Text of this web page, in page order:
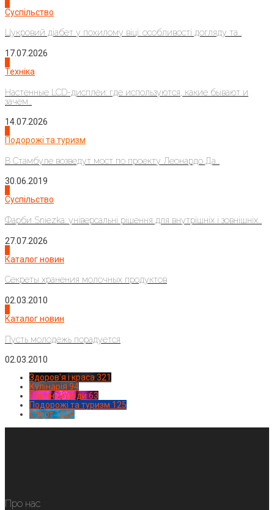
Суспільство
Цукровий діабет у похилому віці: особливості догляду та...
17.07.2026
Техніка
Настенные LCD-дисплеи: где используются, какие бывают и
зачем...
14.07.2026
Подорожі та туризм
В Стамбуле возведут мост по проекту Леонардо Да...
30.06.2019
Суспільство
Фарби Sniezka: універсальні рішення для внутрішніх і зовнішніх...
27.07.2026
Каталог новин
Секреты хранения молочных продуктов
02.03.2010
Каталог новин
Пусть молодежь порадуется
02.03.2010
Здоров'я і краса 321
Кулінарія 94
Новинки моди 63
Подорожі та туризм 125
Спорт1224
Про нас